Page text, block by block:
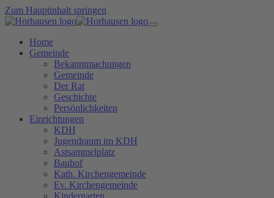
Zum Hauptinhalt springen
Home
Gemeinde
Bekanntmachungen
Gemeinde
Der Rat
Geschichte
Persönlichkeiten
Einrichtungen
KDH
Jugendraum im KDH
Astsammelplatz
Bauhof
Kath. Kirchengemeinde
Ev. Kirchengemeinde
Kindergarten